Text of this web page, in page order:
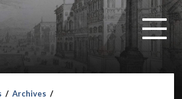
/ Archives /